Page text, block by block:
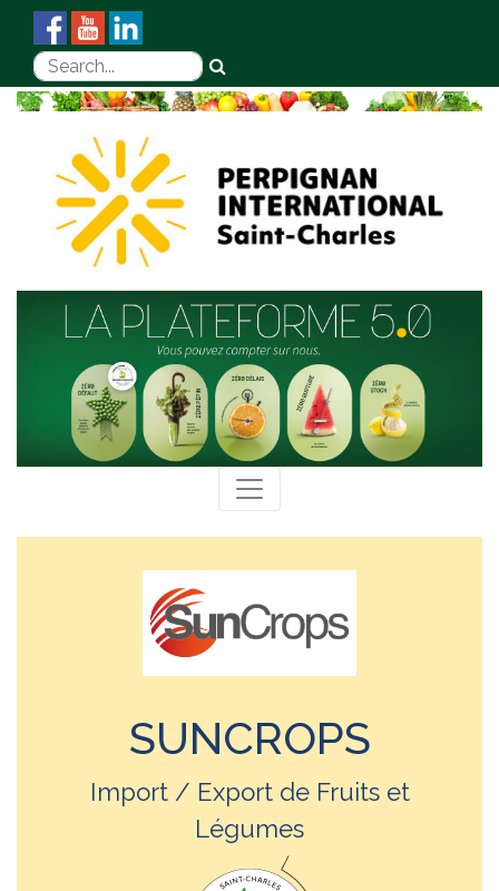
SUNCROPS
Import / Export de Fruits et
Légumes